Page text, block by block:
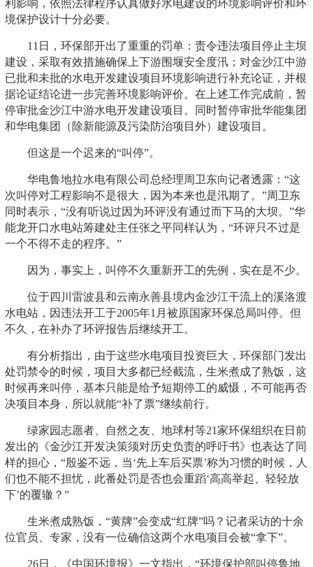
利影响，依照法律程序认真做好水电建设的环境影响评价和环
境保护设计十分必要。
11日，环保部开出了重重的罚单：责令违法项目停止主坝
建设，采取有效措施确保上下游围堰安全度汛；对金沙江中游
已批和未批的水电开发建设项目环境影响进行补充论证，并根
据论证结论进一步完善环境影响评价。在上述工作完成前，暂
停审批金沙江中游水电开发建设项目。同时暂停审批华能集团
和华电集团（除新能源及污染防治项目外）建设项目。
但这是一个迟来的“叫停”。
华电鲁地拉水电有限公司总经理周卫东向记者透露：“这
次叫停对工程影响不是很大，因为本来也是汛期了。”周卫东
同时表示，“没有听说过因为环评没有通过而下马的大坝。”华
能龙开口水电站筹建处主任张之平同样认为，“环评只不过是
一个不得不走的程序。”
因为，事实上，叫停不久重新开工的先例，实在是不少。
位于四川雷波县和云南永善县境内金沙江干流上的溪洛渡
水电站，因违法开工于2005年1月被原国家环保总局叫停。但
不久，在补办了环评报告后继续开工。
有分析指出，由于这些水电项目投资巨大，环保部门发出
处罚禁令的时候，项目大多都已经截流，生米煮成了熟饭，这
时候再来叫停，基本只能是给予短期停工的威慑，不可能再否
决项目本身，所以就能“补了票”继续前行。
绿家园志愿者、自然之友、地球村等21家环保组织在日前
发出的《金沙江开发决策须对历史负责的呼吁书》也表达了同
样的担心，“殷鉴不远，当‘先上车后买票’称为习惯的时候，人
们也不能不担忧，此番处罚是否也会重蹈‘高高举起、轻轻放
下’的覆辙？”
生米煮成熟饭，“黄牌”会变成“红牌”吗？记者采访的十余
位官员、专家，没有一位确信这两个水电项目会被“拿下”。
26日，《中国环境报》一文指出，“环境保护部叫停鲁地